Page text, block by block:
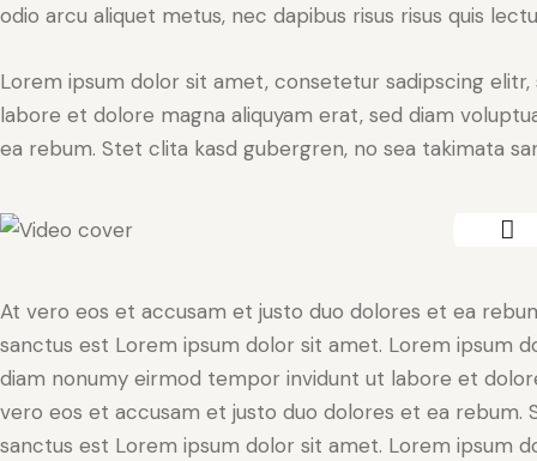
odio arcu aliquet metus, nec dapibus risus risus quis
Lorem ipsum dolor sit amet, consetetur sadipscing
labore et dolore magna aliquyam erat, sed diam
ea rebum. Stet clita kasd gubergren, no sea takimata
At vero eos et accusam et justo duo dolores et ea
sanctus est Lorem ipsum dolor sit amet. Lorem ipsum
diam nonumy eirmod tempor invidunt ut labore et
vero eos et accusam et justo duo dolores et ea rebum.
sanctus est Lorem ipsum dolor sit amet. Lorem ipsum